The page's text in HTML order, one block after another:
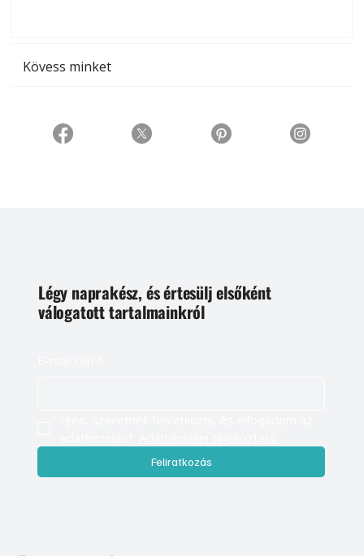
Kövess minket
Légy naprakész, és értesülj elsőként
válogatott tartalmainkról
Feliratkozás